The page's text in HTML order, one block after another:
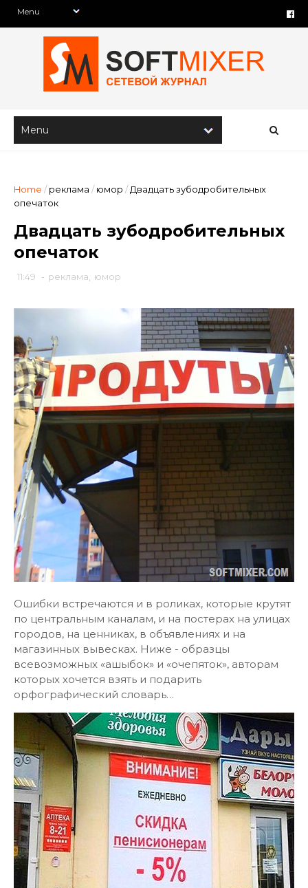
Home / реклама / юмор / Двадцать зубодробительных
опечаток
Двадцать зубодробительных
опечаток
11:49 - реклама юмор
Ошибки встречаются и в роликах, которые крутят
по центральным каналам, и на постерах на улицах
городов, на ценниках, в объявлениях и на
магазинных вывесках. Ниже - образцы
всевозможных «ашыбок» и «очепяток», авторам
которых хочется взять и подарить
орфографический словарь…